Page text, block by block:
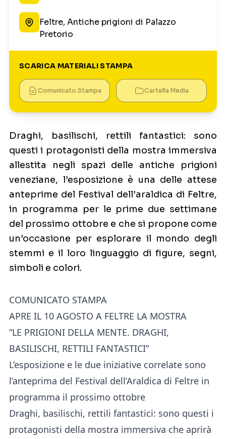
Feltre, Antiche prigioni di Palazzo
Pretorio
SCARICA MATERIALI STAMPA
Comunicato Stampa Cartella Media
Draghi, basilischi, rettili fantastici: sono
questi i protagonisti della mostra immersiva
allestita negli spazi delle antiche prigioni
veneziane, l’esposizione è una delle attese
anteprime del Festival dell’araldica di Feltre,
in programma per le prime due settimane
del prossimo ottobre e che si propone come
un’occasione per esplorare il mondo degli
stemmi e il loro linguaggio di figure, segni,
simboli e colori.
COMUNICATO STAMPA
APRE IL 10 AGOSTO A FELTRE LA MOSTRA
“LE PRIGIONI DELLA MENTE. DRAGHI,
BASILISCHI, RETTILI FANTASTICI”
L’esposizione e le due iniziative correlate sono
l’anteprima del Festival dell’Araldica di Feltre in
programma il prossimo ottobre
Draghi, basilischi, rettili fantastici: sono questi i
protagonisti della mostra immersiva che aprirà